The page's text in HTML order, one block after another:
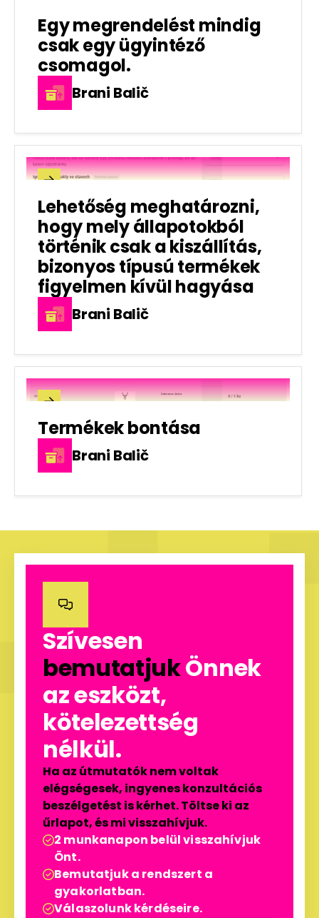
Egy megrendelést mindig
csak egy ügyintéző
csomagol.
Brani Balič

Lehetőség meghatározni,
hogy mely állapotokból
történik csak a kiszállítás,
bizonyos típusú termékek
figyelmen kívül hagyása
Brani Balič

Termékek bontása
Brani Balič

Szívesen
bemutatjukÖnnek
az eszközt,
kötelezettség
nélkül.
Ha az útmutatók nem voltak
elégségesek, ingyenes konzultációs
beszélgetést is kérhet. Töltse ki az
űrlapot, és mi visszahívjuk.
2 munkanapon belül visszahívjuk
Önt.
Bemutatjuk a rendszert a
gyakorlatban.
Válaszolunk kérdéseire.